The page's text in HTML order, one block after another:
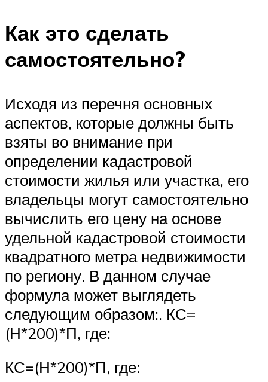
Как это сделать
самостоятельно?
Исходя из перечня основных
аспектов, которые должны быть
взяты во внимание при
определении кадастровой
стоимости жилья или участка, его
владельцы могут самостоятельно
вычислить его цену на основе
удельной кадастровой стоимости
квадратного метра недвижимости
по региону. В данном случае
формула может выглядеть
следующим образом:. КС=
(Н*200)*П, где:
КС=(Н*200)*П, где: